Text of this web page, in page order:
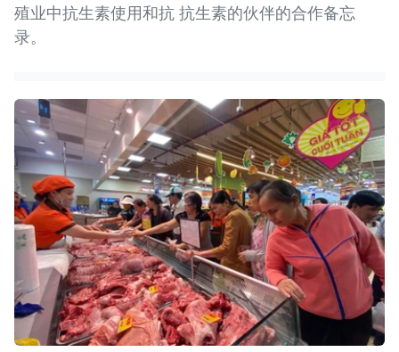
殖业中抗生素使用和抗 抗生素的伙伴的合作备忘
录。